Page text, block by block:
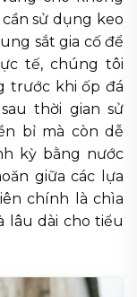
sử dụng keo
sắt gia cố để
tế, chúng tôi
trước khi ốp đá
thời gian sử
bỉ mà còn dễ
kỳ bằng nước
giữa các lựa
chính là chìa
lâu dài cho tiểu